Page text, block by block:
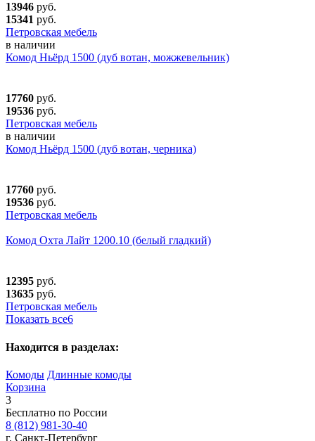
13946 руб.
15341 руб.
Петровская мебель
в наличии
Комод Ньёрд 1500 (дуб вотан, можжевельник)
17760 руб.
19536 руб.
Петровская мебель
в наличии
Комод Ньёрд 1500 (дуб вотан, черника)
17760 руб.
19536 руб.
Петровская мебель
Комод Охта Лайт 1200.10 (белый гладкий)
12395 руб.
13635 руб.
Петровская мебель
Показать все6
Находится в разделах:
Комоды Длинные комоды
Корзина
3
Бесплатно по России
8 (812) 981-30-40
г. Санкт-Петербург